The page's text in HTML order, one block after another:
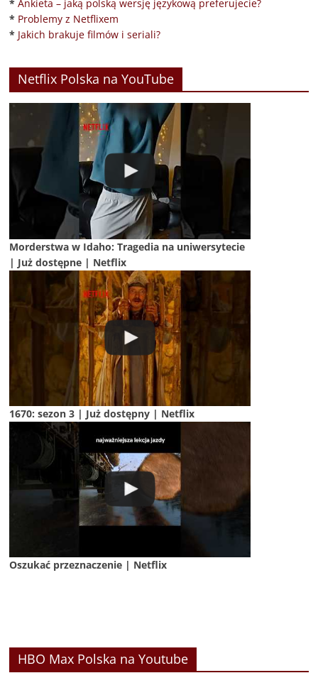
* Ankieta – jaką polską wersję językową preferujecie?
* Problemy z Netflixem
* Jakich brakuje filmów i seriali?
Netflix Polska na YouTube
Morderstwa w Idaho: Tragedia na uniwersytecie
| Już dostępne | Netflix
1670: sezon 3 | Już dostępny | Netflix
Oszukać przeznaczenie | Netflix
HBO Max Polska na Youtube